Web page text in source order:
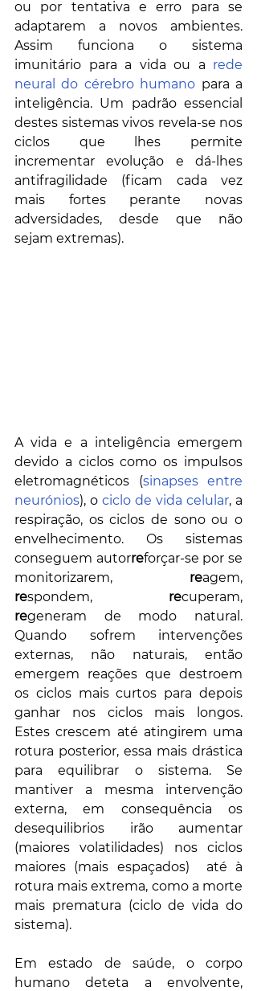
ou por tentativa e erro para se
adaptarem a novos ambientes.
Assim funciona o sistema
imunitário para a vida ou a rede
neural do cérebro humano para a
inteligência. Um padrão essencial
destes sistemas vivos revela-se nos
ciclos que lhes permite
incrementar evolução e dá-lhes
antifragilidade (ficam cada vez
mais fortes perante novas
adversidades, desde que não
sejam extremas).
A vida e a inteligência emergem
devido a ciclos como os impulsos
eletromagnéticos (sinapses entre
neurónios), o ciclo de vida celular, a
respiração, os ciclos de sono ou o
envelhecimento. Os sistemas
conseguem autorreforçar-se por se
monitorizarem, re
respondem, re
regeneram de modo natural.
Quando sofrem intervenções
externas, não naturais, então
emergem reações que destroem
os ciclos mais curtos para depois
ganhar nos ciclos mais longos.
Estes crescem até atingirem uma
rotura posterior, essa mais drástica
para equilibrar o sistema. Se
mantiver a mesma intervenção
externa, em consequência os
desequilibrios irão aumentar
(maiores volatilidades) nos ciclos
maiores (mais espaçados)  até à
rotura mais extrema, como a morte
mais prematura (ciclo de vida do
sistema).
Em estado de saúde, o corpo
humano deteta a envolvente,